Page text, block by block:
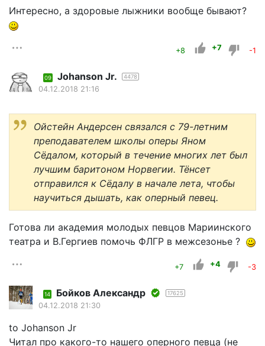
Интересно, а здоровые лыжники вообще бывают?
+8 +7 -1
09 Johanson Jr. 4478
04.12.2018 21:16
Ойстейн Андерсен связался с 79-летним
преподавателем школы оперы Яном
Сёдалом, который в течение многих лет был
лучшим баритоном Норвегии. Тёнсет
отправился к Сёдалу в начале лета, чтобы
научиться дышать, как оперный певец.
Готова ли академия молодых певцов Мариинского
театра и В.Гергиев помочь ФЛГР в межсезонье ?
+7 +4 -3
14 Бойков Александр 17625
04.12.2018 21:30
to Johanson Jr
Читал про какого-то нашего оперного певца (не